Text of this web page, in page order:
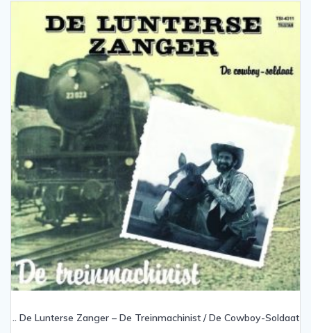
.. De Lunterse Zanger – De Treinmachinist / De Cowboy-Soldaat